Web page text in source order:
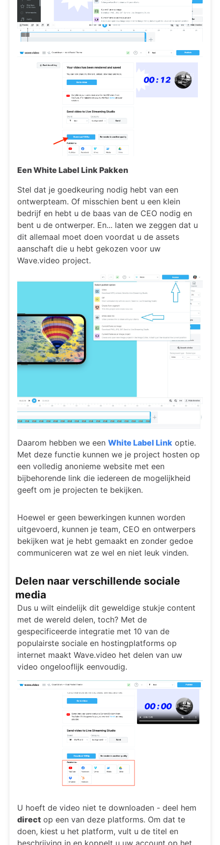
Een White Label Link Pakken
Stel dat je goedkeuring nodig hebt van een
ontwerpteam. Of misschien bent u een klein
bedrijf en hebt u de baas van de CEO nodig en
bent u de ontwerper. En... laten we zeggen dat u
dit allemaal moet doen voordat u de assets
aanschaft die u hebt gekozen voor uw
Wave.video project.
Daarom hebben we een White Label Link optie.
Met deze functie kunnen we je project hosten op
een volledig anonieme website met een
bijbehorende link die iedereen de mogelijkheid
geeft om je projecten te bekijken.
Hoewel er geen bewerkingen kunnen worden
uitgevoerd, kunnen je team, CEO en ontwerpers
bekijken wat je hebt gemaakt en zonder gedoe
communiceren wat ze wel en niet leuk vinden.
Delen naar verschillende sociale
media
Dus u wilt eindelijk dit geweldige stukje content
met de wereld delen, toch? Met de
gespecificeerde integratie met 10 van de
populairste sociale en hostingplatforms op
internet maakt Wave.video het delen van uw
video ongelooflijk eenvoudig.
U hoeft de video niet te downloaden - deel hem
direct op een van deze platforms. Om dat te
doen, kiest u het platform, vult u de titel en
beschrijving in en koppelt u uw account op het